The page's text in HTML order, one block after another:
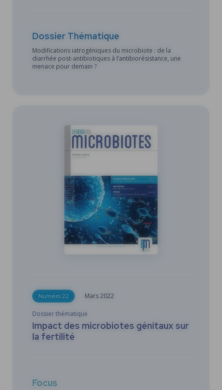
Dossier Thématique
Modifications iatrogéniques du microbiote : de la
diarrhée post-antibiotiques à l’antibiorésistance, une
menace pour demain ?
Numéro 22 Mars2022
Dossier thématique
Impact des microbiotes génitaux sur
la fertilité
Focus